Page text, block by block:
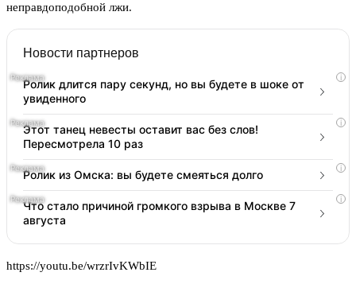
неправдоподобной лжи.
Новости партнеров
i
Ролик длится пару секунд, но вы будете в шоке от
увиденного
i
Этот танец невесты оставит вас без слов!
Пересмотрела 10 раз
i
Ролик из Омска: вы будете смеяться долго
i
Что стало причиной громкого взрыва в Москве 7
августа
https://youtu.be/wrzrIvKWbIE